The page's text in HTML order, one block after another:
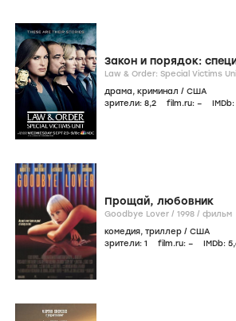
Закон и порядок:
драма, криминал / США
зрители: 8,2 film.ru: – IMDb:
Прощай, любовник
Goodbye Lover / 1998 / фильм
комедия, триллер / США
зрители: 1 film.ru: – IMDb: 5